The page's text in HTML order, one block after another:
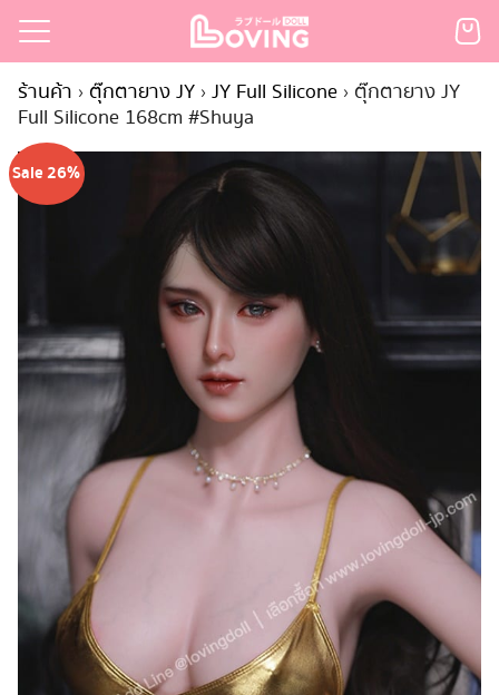
Skip
content
ก
ะเงิน
ค้า
for:
ร้านค้า › ตุ๊กตายาง JY › JY Full Silicone › ตุ๊กตายาง JY
Full Silicone 168cm #Shuya
Sale 26%